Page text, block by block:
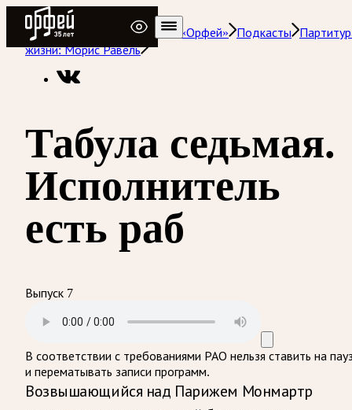
Радио Орфей
Радио классической музыки «Орфей»
Подкасты
жизни: Морис Равель
Табула седьмая.
Исполнитель
есть раб
Выпуск 7
В соответствии с требованиями РАО нельзя ставить на
и перематывать записи программ.
Возвышающийся над Парижем Монмартр